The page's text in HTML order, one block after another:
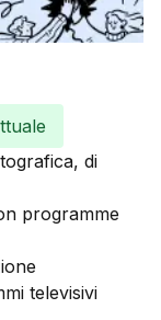
di
programme
televisivi